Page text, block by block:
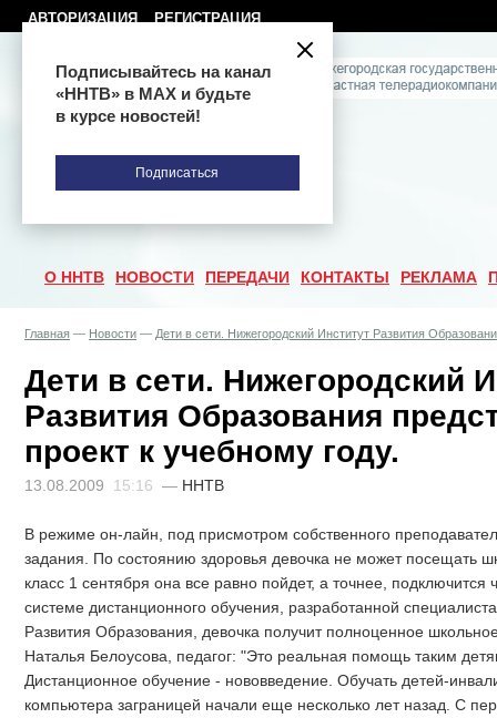
АВТОРИЗАЦИЯ РЕГИСТРАЦИЯ
О ННТВ НОВОСТИ ПЕРЕДАЧИ КОНТАКТЫ РЕКЛАМА
Главная — Новости — Дети в сети. Нижегородский Институт Развития
Дети в сети. Нижегородский
Развития Образования
проект к учебному году.
13.08.2009 15:16 — ННТВ
В режиме он-лайн, под присмотром собственного
задания. По состоянию здоровья девочка не может посещать
класс 1 сентября она все равно пойдет, а точнее, подключится
системе дистанционного обучения, разработанной
Развития Образования, девочка получит полноценное
Наталья Белоусова, педагог: "Это реальная помощь таким
Дистанционное обучение - нововведение. Обучать детей-
компьютера заграницей начали еще несколько лет назад. С
Подписывайтесь на канал
«ННТВ» в МАХ и будьте
в курсе новостей!
Подписаться